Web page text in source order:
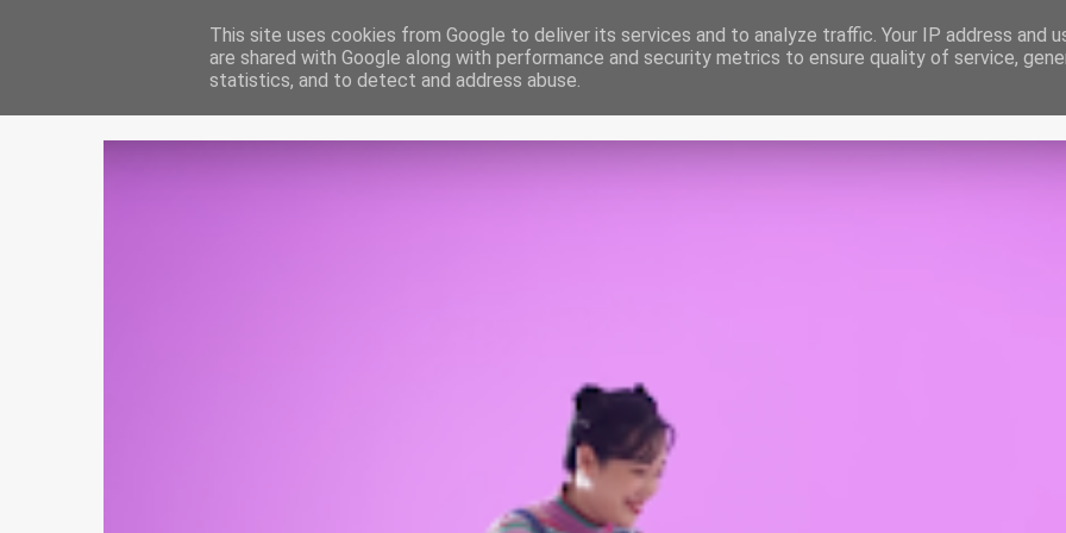
USUARIOS VMP INICIO SOBRE NOSOTROS ACCESO A MI DGT
This site uses cookies from Google to deliver its services and to analyze traffic. Your IP address and
are shared with Google along with performance and security metrics to ensure quality of service,
statistics, and to detect and address abuse.